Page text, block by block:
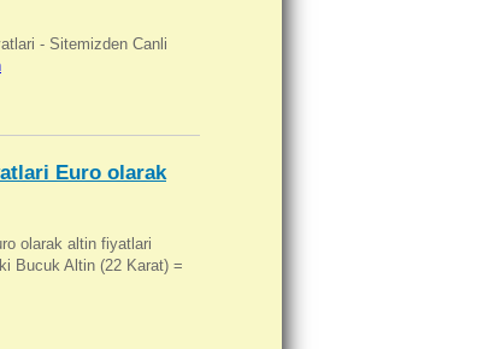
- Sitemizden Canli
Euro olarak
olarak altin fiyatlari
Bucuk Altin (22 Karat) =